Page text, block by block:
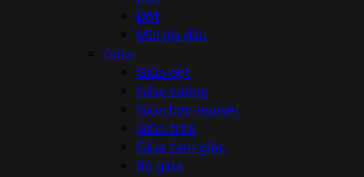
Đột
Mũi lấy dấu
Giũa
Giũa dẹt
Giũa vuông
Giũa bán nguyệt
Giũa tròn
Giũa tam giác
Bộ giũa